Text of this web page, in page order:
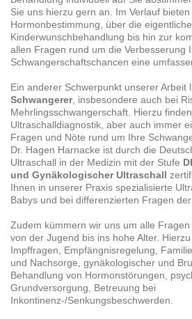
Sie uns hierzu gern an. Im Verlauf
Hormonbestimmung, über die eigentliche
Kinderwunschbehandlung bis hin zur
allen Fragen rund um die Verbesserung
Schwangerschaftschancen eine
Ein anderer Schwerpunkt unserer Arbeit
Schwangerer, insbesondere auch bei
Mehrlingsschwangerschaft. Hierzu
Ultraschalldiagnostik, aber auch immer
Fragen und Nöte rund um Ihre
Dr. Hagen Harnacke ist durch die
Ultraschall in der Medizin mit der Stufe
und Gynäkologischer Ultraschall
Ihnen in unserer Praxis spezialisierte
Babys und bei differenzierten Fragen
Zudem kümmern wir uns um alle
von der Jugend bis ins hohe Alter.
Impffragen, Empfängnisregelung,
und Nachsorge, gynäkologischer und
Behandlung von Hormonstörungen,
Grundversorgung, Betreuung bei
Inkontinenz-/Senkungsbeschwerden.